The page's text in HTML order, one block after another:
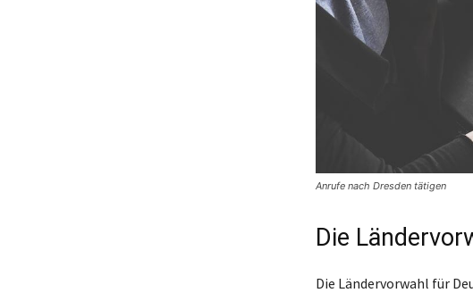
Anrufe nach Dresden tätigen
Die
Die Ländervorwahl für